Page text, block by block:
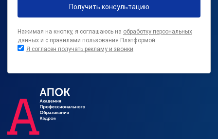
Получить консультацию
Нажимая на кнопку, я соглашаюсь на обработку персональных
данных и с правилами пользования Платформой
Я согласен получать рекламу и звонки